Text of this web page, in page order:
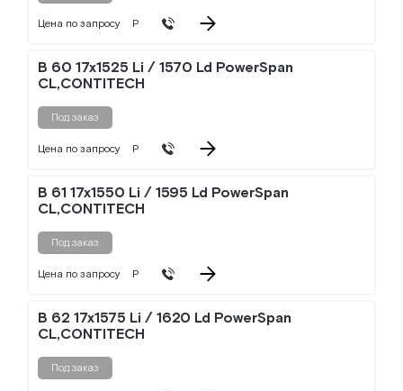
Цена по запросу Р
B 60 17x1525 Li / 1570 Ld PowerSpan
CL,CONTITECH
Под заказ
Цена по запросу Р
B 61 17x1550 Li / 1595 Ld PowerSpan
CL,CONTITECH
Под заказ
Цена по запросу Р
B 62 17x1575 Li / 1620 Ld PowerSpan
CL,CONTITECH
Под заказ